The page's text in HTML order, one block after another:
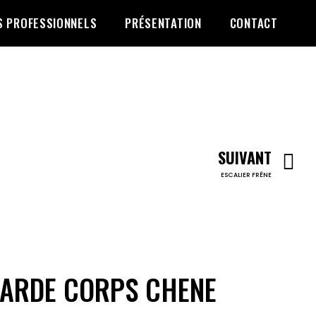
PROFESSIONNELS PRÉSENTATION CONTACT
SUIVANT
ESCALIER FRÊNE
CORPS CHENE